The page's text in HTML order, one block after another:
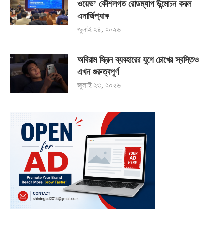
ওয়েভ’ কৌশলগত রোডম্যাপ উন্মোচন করল
এনার্জিপ্যাক
জুলাই ২৪, ২০২৬
অবিরাম স্ক্রিন ব্যবহারের যুগে চোখের স্বস্তিও
এখন গুরুত্বপূর্ণ
জুলাই ২৩, ২০২৬